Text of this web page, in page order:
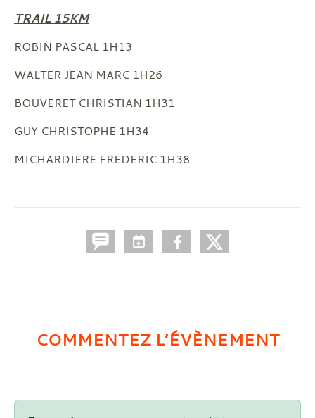
TRAIL 15KM
ROBIN PASCAL 1H13
WALTER JEAN MARC 1H26
BOUVERET CHRISTIAN 1H31
GUY CHRISTOPHE 1H34
MICHARDIERE FREDERIC 1H38
COMMENTEZ L’ÉVÈNEMENT